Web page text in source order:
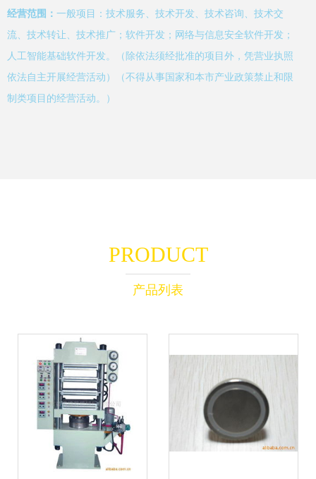
经营范围： 一般项目：技术服务、技术开发、技术咨询、技术交
流、技术转让、技术推广；软件开发；网络与信息安全软件开发；
人工智能基础软件开发。（除依法须经批准的项目外，凭营业执照
依法自主开展经营活动）（不得从事国家和本市产业政策禁止和限
制类项目的经营活动。）
PRODUCT
产品列表